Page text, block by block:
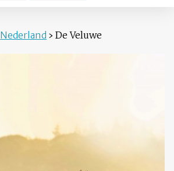
Nederland › De Veluwe